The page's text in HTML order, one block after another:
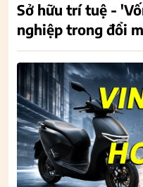
Sở hữu trí tuệ -
nghiệp trong đổi